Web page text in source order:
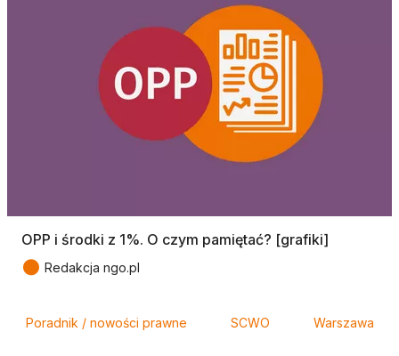
OPP i środki z 1%. O czym pamiętać? [grafiki]
● Redakcja ngo.pl
Poradnik / nowości prawne SCWO Warszawa